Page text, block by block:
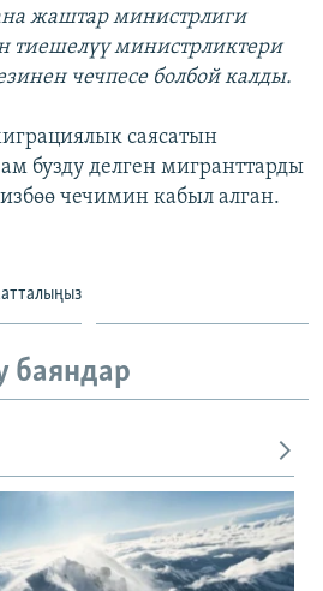
жаштар министрлиги
тиешелүү министрликтери
чечпесе болбой калды.
саясатын
бузду делген мигранттарды
чечимин кабыл алган.
баяндар